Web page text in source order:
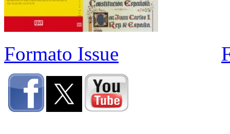
Formato Issue